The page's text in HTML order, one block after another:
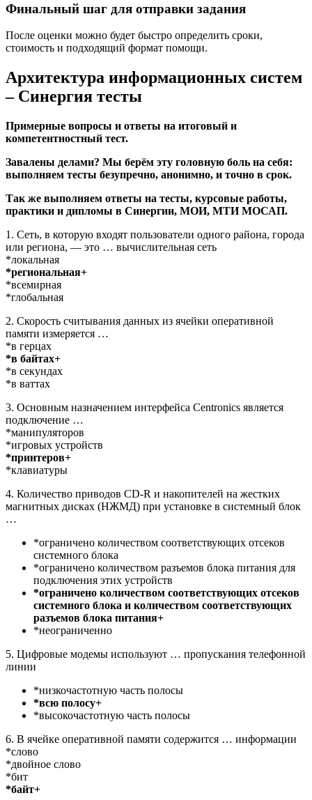
Финальный шаг для отправки задания
После оценки можно будет быстро определить сроки,
стоимость и подходящий формат помощи.
Архитектура информационных систем
– Синергия тесты
Примерные вопросы и ответы на итоговый и
компетентностный тест.
Завалены делами? Мы берём эту головную боль на себя:
выполняем тесты безупречно, анонимно, и точно в срок.
Так же выполняем ответы на тесты, курсовые работы,
практики и дипломы в Синергии, МОИ, МТИ МОСАП.
1. Сеть, в которую входят пользователи одного района, города
или региона, — это … вычислительная сеть
*локальная
*региональная+
*всемирная
*глобальная
2. Скорость считывания данных из ячейки оперативной
памяти измеряется …
*в герцах
*в байтах+
*в секундах
*в ваттах
3. Основным назначением интерфейса Centronics является
подключение …
*манипуляторов
*игровых устройств
*принтеров+
*клавиатуры
4. Количество приводов CD-R и накопителей на жестких
магнитных дисках (НЖМД) при установке в системный блок
…
*ограничено количеством соответствующих отсеков
системного блока
*ограничено количеством разъемов блока питания для
подключения этих устройств
*ограничено количеством соответствующих отсеков
системного блока и количеством соответствующих
разъемов блока питания+
*неограниченно
5. Цифровые модемы используют … пропускания телефонной
линии
*низкочастотную часть полосы
*всю полосу+
*высокочастотную часть полосы
6. В ячейке оперативной памяти содержится … информации
*слово
*двойное слово
*бит
*байт+